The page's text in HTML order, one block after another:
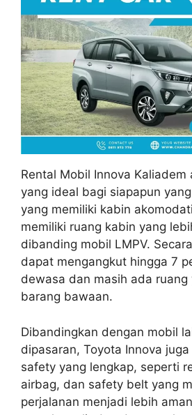
Rental Mobil Innova Kaliadem
yang ideal bagi siapapun
yang memiliki kabin
memiliki ruang kabin yang
dibanding mobil LMPV.
dapat mengangkut hingga 7
dewasa dan masih ada
barang bawaan.
Dibandingkan dengan mobil
dipasaran, Toyota Innova
safety yang lengkap, seperti
airbag, dan safety belt yang
perjalanan menjadi lebih